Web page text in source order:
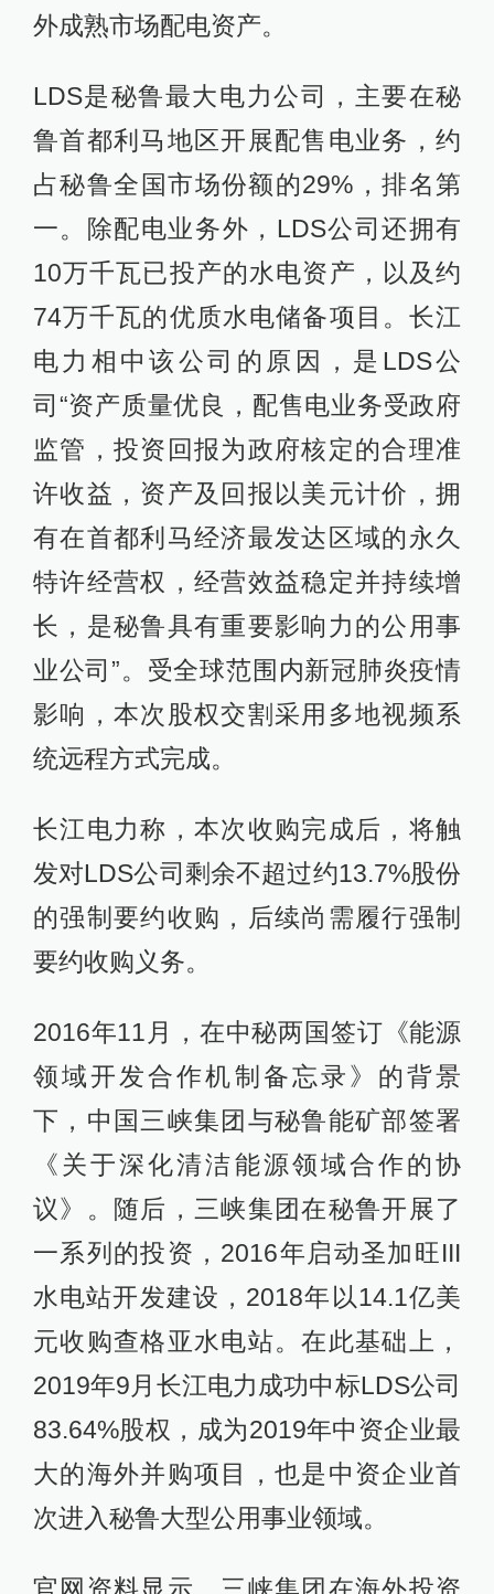
外成熟市场配电资产。
LDS是秘鲁最大电力公司，主要在秘
鲁首都利马地区开展配售电业务，约
占秘鲁全国市场份额的29%，排名第
一。除配电业务外，LDS公司还拥有
10万千瓦已投产的水电资产，以及约
74万千瓦的优质水电储备项目。长江
电力相中该公司的原因，是LDS公
司“资产质量优良，配售电业务受政府
监管，投资回报为政府核定的合理准
许收益，资产及回报以美元计价，拥
有在首都利马经济最发达区域的永久
特许经营权，经营效益稳定并持续增
长，是秘鲁具有重要影响力的公用事
业公司”。受全球范围内新冠肺炎疫情
影响，本次股权交割采用多地视频系
统远程方式完成。
长江电力称，本次收购完成后，将触
发对LDS公司剩余不超过约13.7%股份
的强制要约收购，后续尚需履行强制
要约收购义务。
2016年11月，在中秘两国签订《能源
领域开发合作机制备忘录》的背景
下，中国三峡集团与秘鲁能矿部签署
《关于深化清洁能源领域合作的协
议》。随后，三峡集团在秘鲁开展了
一系列的投资，2016年启动圣加旺III
水电站开发建设，2018年以14.1亿美
元收购查格亚水电站。在此基础上，
2019年9月长江电力成功中标LDS公司
83.64%股权，成为2019年中资企业最
大的海外并购项目，也是中资企业首
次进入秘鲁大型公用事业领域。